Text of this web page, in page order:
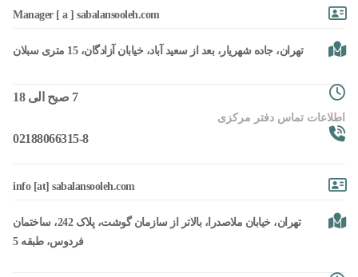
Manager [ a ] sabalansooleh.com
تهران، جاده شهریار، بعد از سعید آباد، خیابان آزادگان، 15 متری سبلان
7 صبح الی 18
اطلاعات تماس دفتر مرکزی
02188066315-8
info [at] sabalansooleh.com
تهران، خیابان ملاصدرا، بالاتر از سازمان گوشت، پلاک 242، ساختمان
فردوس، طبقه 5